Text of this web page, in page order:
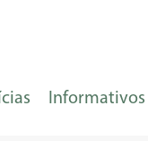
Informativos